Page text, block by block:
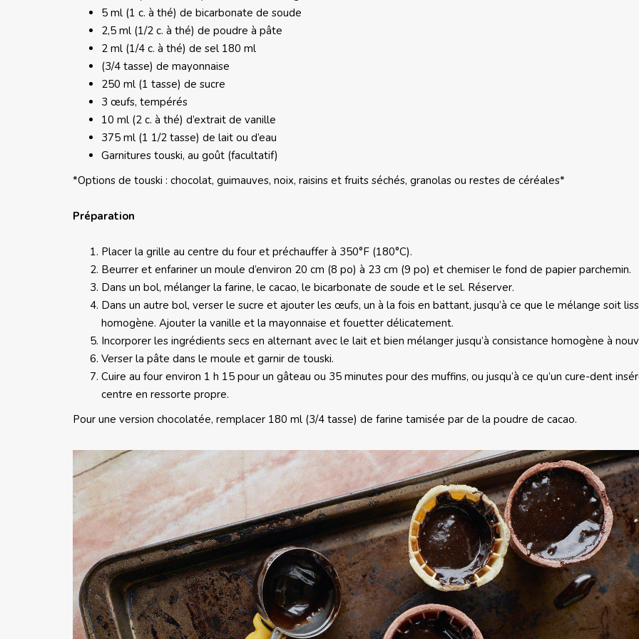
5 ml (1 c. à thé) de bicarbonate de soude
2,5 ml (1/2 c. à thé) de poudre à pâte
2 ml (1/4 c. à thé) de sel 180 ml
(3/4 tasse) de mayonnaise
250 ml (1 tasse) de sucre
3 œufs, tempérés
10 ml (2 c. à thé) d’extrait de vanille
375 ml (1 1/2 tasse) de lait ou d’eau
Garnitures touski, au goût (facultatif)
*Options de touski : chocolat, guimauves, noix, raisins et fruits séchés, granolas ou restes de céréales*
Préparation
Placer la grille au centre du four et préchauffer à 350°F (180°C).
Beurrer et enfariner un moule d’environ 20 cm (8 po) à 23 cm (9 po) et chemiser le fond de papier parchemin.
Dans un bol, mélanger la farine, le cacao, le bicarbonate de soude et le sel. Réserver.
Dans un autre bol, verser le sucre et ajouter les œufs, un à la fois en battant, jusqu’à ce que le mélange soit
homogène. Ajouter la vanille et la mayonnaise et fouetter délicatement.
Incorporer les ingrédients secs en alternant avec le lait et bien mélanger jusqu’à consistance homogène à
Verser la pâte dans le moule et garnir de touski.
Cuire au four environ 1 h 15 pour un gâteau ou 35 minutes pour des muffins, ou jusqu’à ce qu’un cure-dent
centre en ressorte propre.
Pour une version chocolatée, remplacer 180 ml (3/4 tasse) de farine tamisée par de la poudre de cacao.